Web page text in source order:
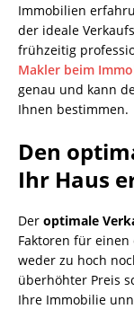
Immobilien
der ideale
frühzeitig
Makler beim
genau und kann
Ihnen bestimmen.
Den
Ihr Haus
Der optimale
Faktoren für
weder zu hoch
überhöhter Preis
Ihre Immobilie